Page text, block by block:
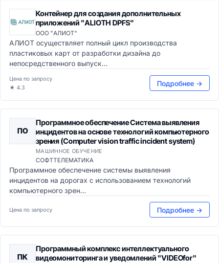
Контейнер для создания дополнительных
приложений "ALIOTH DPFS"
ООО "АЛИОТ"
АЛИОТ осуществляет полный цикл производства
пластиковых карт от разработки дизайна до
непосредственного выпуск...
Цена по запросу
★ 4.3
Подробнее →
ПО
Программное обеспечение Система выявления
инцидентов на основе технологий компьютерного
зрения (Computer vision traffic incident system)
МАШИННОЕ ОБУЧЕНИЕ
СОФТТЕЛЕМАТИКА
Программное обеспечение системы выявления
инцидентов на дорогах с использованием технологий
компьютерного зрен...
Цена по запросу Подробнее →
ПК
Программный комплекс интеллектуального
видеомониторинга и уведомлений "VIDEOfor"